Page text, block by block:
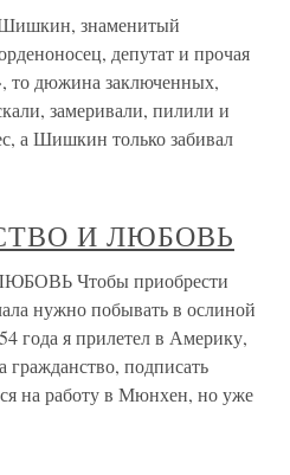
Шишкин, знаменитый
депутат и прочая
то дюжина заключенных,
замеривали, пилили и
а Шишкин только забивал
И ЛЮБОВЬ
Чтобы приобрести
нужно побывать в ослиной
года я прилетел в Америку,
подписать
на работу в Мюнхен, но уже